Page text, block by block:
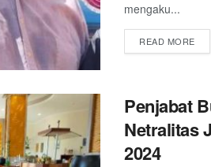
mengaku...
READ MORE
Penjabat
Netralitas
2024